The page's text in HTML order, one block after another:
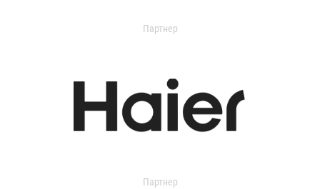
Партнер
Партнер